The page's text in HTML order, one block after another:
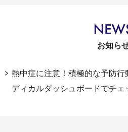
お知ら
熱中症に注意！積極的な予防行
ディカルダッシュボードでチェ